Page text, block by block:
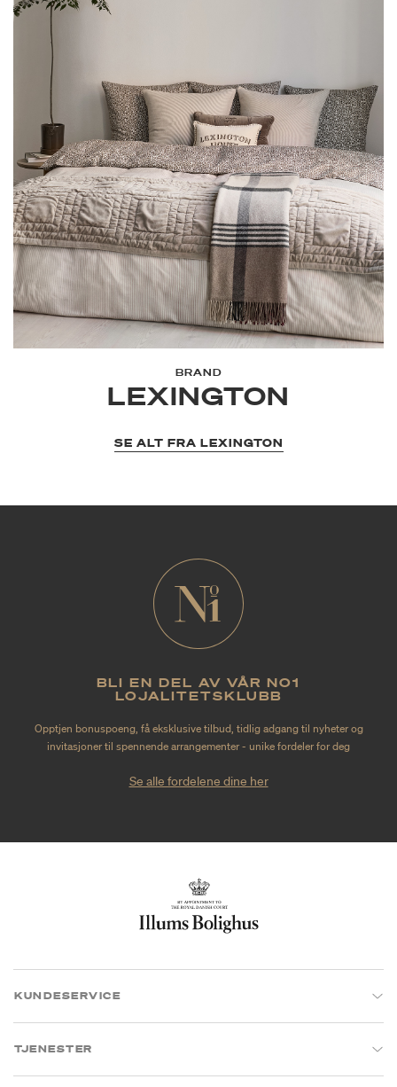
BRAND
LEXINGTON
SE ALT FRA LEXINGTON
BLI EN DEL AV VÅR NO1
LOJALITETSKLUBB
Opptjen bonuspoeng, få eksklusive tilbud, tidlig adgang til nyheter og
invitasjoner til spennende arrangementer - unike fordeler for deg
Se alle fordelene dine her
KUNDESERVICE
TJENESTER